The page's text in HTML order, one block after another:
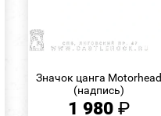
Значок цанга Motorhead
(надпись)
1 980₽